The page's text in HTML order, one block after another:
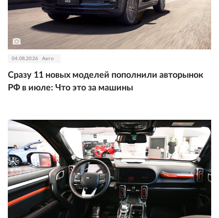
04.08.2026 Авто
Сразу 11 новых моделей пополнили авторынок
РФ в июле: Что это за машины